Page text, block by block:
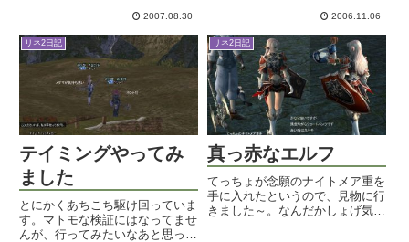
中で、私が乗ったのは海賊船。ヴ
乗ってみたいですやん。これ...
2007.08.30
そこのあなた。まあ、いいから最
後まで聞いてちょーだい。上げる
ことができるようになったのは、
釣り♪フィッシングマスタリ...
2006.11.06
リネ2日記
テイミングやってみ
ました
とにかくあちこち駆け回っていま
す。マトモな検証にはなってませ
んが、行ってみたいなあと思って
リネ2日記
真っ赤なエルフ
てっちょが念願のナイトメア重を
手に入れたというので、見物に行
きました～。なんだかしょげ気